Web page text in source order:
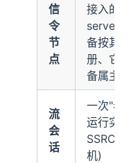
信
令
节
点
接入的
server
备按其
册、它
备属主
流
会
话
一次"看
运行实
SSRC、
机)